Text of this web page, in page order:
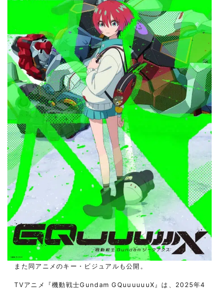
また同アニメのキー・ビジュアルも公開。
TVアニメ『機動戦士Gundam GQuuuuuuX』は、2025年4